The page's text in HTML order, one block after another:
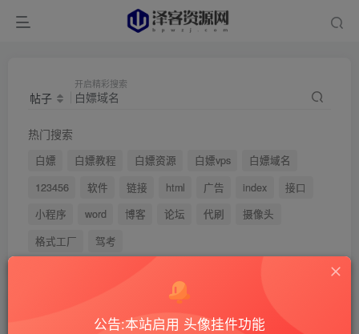
帖子
开启精彩搜索
热门搜索
白嫖 白嫖教程 白嫖资源 白嫖vps
白嫖域名
123456
软件 链接 html 广告 index
接口
小程序
word 博客 论坛 代刷
摄像头
格式工厂
驾考
版块 帖子 商品
公告:本站启用 头像挂件功能